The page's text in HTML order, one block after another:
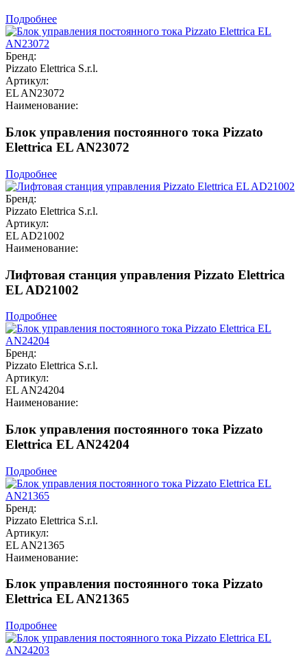
Подробнее
Бренд:
Pizzato Elettrica S.r.l.
Артикул:
EL AN23072
Наименование:
Блок управления постоянного тока Pizzato
Elettrica EL AN23072
Подробнее
Бренд:
Pizzato Elettrica S.r.l.
Артикул:
EL AD21002
Наименование:
Лифтовая станция управления Pizzato Elettrica
EL AD21002
Подробнее
Бренд:
Pizzato Elettrica S.r.l.
Артикул:
EL AN24204
Наименование:
Блок управления постоянного тока Pizzato
Elettrica EL AN24204
Подробнее
Бренд:
Pizzato Elettrica S.r.l.
Артикул:
EL AN21365
Наименование:
Блок управления постоянного тока Pizzato
Elettrica EL AN21365
Подробнее